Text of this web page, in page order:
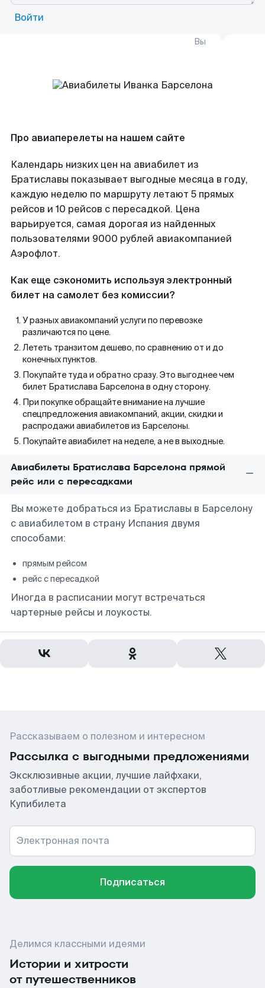
Войти
Вы
Про авиаперелеты на нашем сайте
Календарь низких цен на авиабилет из
Братиславы показывает выгодные месяца в году,
каждую неделю по маршруту летают 5 прямых
рейсов и 10 рейсов с пересадкой. Цена
варьируется, самая дорогая из найденных
пользователями 9000 рублей авиакомпанией
Аэрофлот.
Как еще сэкономить используя электронный
билет на самолет без комиссии?
У разных авиакомпаний услуги по перевозке
различаются по цене.
Лететь транзитом дешево, по сравнению от и до
конечных пунктов.
Покупайте туда и обратно сразу. Это выгоднее чем
билет Братислава Барселона в одну сторону.
При покупке обращайте внимание на лучшие
спецпредложения авиакомпаний, акции, скидки и
распродажи авиабилетов из Барселоны.
Покупайте авиабилет на неделе, а не в выходные.
Авиабилеты Братислава Барселона прямой
рейс или с пересадками
Вы можете добраться из Братиславы в Барселону
с авиабилетом в страну Испания двумя
способами:
прямым рейсом
рейс с пересадкой
Иногда в расписании могут встречаться
чартерные рейсы и лоукосты.
Рассказываем о полезном и интересном
Рассылка с выгодными предложениями
Эксклюзивные акции, лучшие лайфхаки,
заботливые рекомендации от экспертов
Купибилета
Электронная почта
Подписаться
Делимся классными идеями
Истории и хитрости
от путешественников